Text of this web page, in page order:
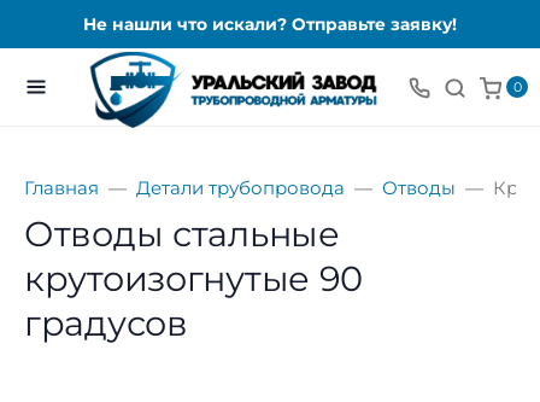
Не нашли что искали? Отправьте заявку!
0
Главная Детали трубопровода Отводы
Отводы стальные
крутоизогнутые 90
градусов